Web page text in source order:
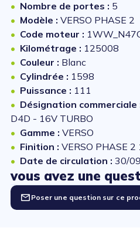
Nombre de portes : 5
Modèle : VERSO PHASE 2
Code moteur :
Kilométrage : 125008
Couleur : Blanc
Cylindrée : 1598
Puissance : 111
Désignation commerciale
D4D - 16V TURBO
Gamme : VERSO
Finition : VERSO PHASE
Date de circulation : 30/
vous avez une
Poser une question sur ce